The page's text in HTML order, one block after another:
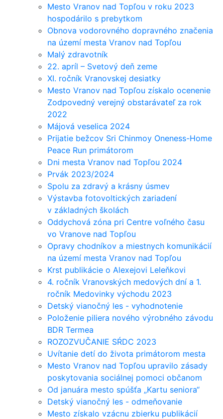
Mesto Vranov nad Topľou v roku 2023
hospodárilo s prebytkom
Obnova vodorovného dopravného značenia
na území mesta Vranov nad Topľou
Malý zdravotník
22. apríl – Svetový deň zeme
XI. ročník Vranovskej desiatky
Mesto Vranov nad Topľou získalo ocenenie
Zodpovedný verejný obstarávateľ za rok
2022
Májová veselica 2024
Prijatie bežcov Sri Chinmoy Oneness-Home
Peace Run primátorom
Dni mesta Vranov nad Topľou 2024
Prvák 2023/2024
Spolu za zdravý a krásny úsmev
Výstavba fotovoltických zariadení
v základných školách
Oddychová zóna pri Centre voľného času
vo Vranove nad Topľou
Opravy chodníkov a miestnych komunikácií
na území mesta Vranov nad Topľou
Krst publikácie o Alexejovi Leleňkovi
4. ročník Vranovských medových dní a 1.
ročník Medovinky východu 2023
Detský vianočný les - vyhodnotenie
Položenie piliera nového výrobného závodu
BDR Termea
ROZOZVUČANIE SŔDC 2023
Uvítanie detí do života primátorom mesta
Mesto Vranov nad Topľou upravilo zásady
poskytovania sociálnej pomoci občanom
Od januára mesto spúšťa „Kartu seniora“
Detský vianočný les - odmeňovanie
Mesto získalo vzácnu zbierku publikácií